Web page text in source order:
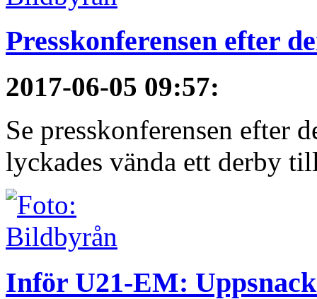
Presskonferensen efter
2017-06-05 09:57:
Se presskonferensen efter
lyckades vända ett derby
Inför U21-EM: